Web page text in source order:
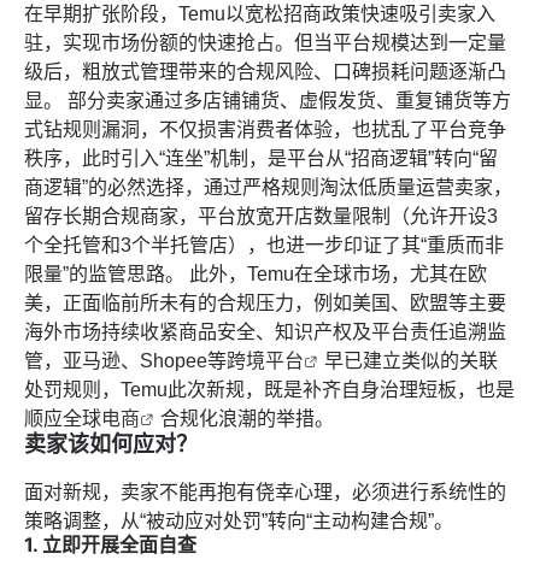
在早期扩张阶段，Temu以宽松招商政策快速吸引卖家入
驻，实现市场份额的快速抢占。但当平台规模达到一定量
级后，粗放式管理带来的合规风险、口碑损耗问题逐渐凸
显。 部分卖家通过多店铺铺货、虚假发货、重复铺货等方
式钻规则漏洞，不仅损害消费者体验，也扰乱了平台竞争
秩序，此时引入“连坐”机制，是平台从“招商逻辑”转向“留
商逻辑”的必然选择，通过严格规则淘汰低质量运营卖家，
留存长期合规商家，平台放宽开店数量限制（允许开设3
个全托管和3个半托管店），也进一步印证了其“重质而非
限量”的监管思路。 此外，Temu在全球市场，尤其在欧
美，正面临前所未有的合规压力，例如美国、欧盟等主要
海外市场持续收紧商品安全、知识产权及平台责任追溯监
管，亚马逊、Shopee等跨境平台
早已建立类似的关联
处罚规则，Temu此次新规，既是补齐自身治理短板，也是
顺应全球电商 合规化浪潮的举措。
卖家该如何应对？
面对新规，卖家不能再抱有侥幸心理，必须进行系统性的
策略调整，从“被动应对处罚”转向“主动构建合规”。
1. 立即开展全面自查